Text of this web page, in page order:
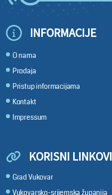
INFORMACIJE
O nama
Prodaja
Pristup informacijama
Kontakt
Impressum
KORISNI LINKOVI
Grad Vukovar
Vukovarsko-srijemska županija